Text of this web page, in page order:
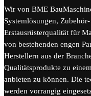
Wir von BME
Systemlösungen,
Erstausrüsterqualität für
von bestehenden engen
Herstellern aus der
Qualitätsprodukte zu
anbieten zu können. Die
werden vorrangig